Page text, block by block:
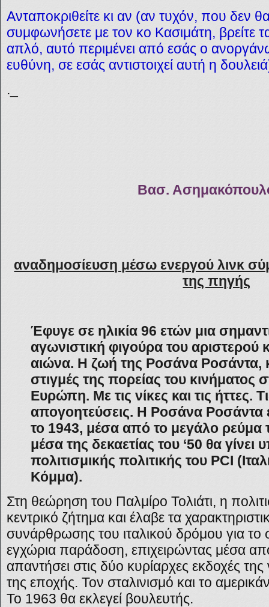
Ανταποκριθείτε κι αν (αν τυχόν, που δεν
συμφωνήσετε με τον κο Κασιμάτη, βρείτε
απλό, αυτό περιμένει από εσάς ο
ευθύνη, σε εσάς αντιστοιχεί αυτή η
._
Βασ.
αναδημοσίευση μέσω ενεργού λινκ
της πηγής
Έφυγε σε ηλικία 96 ετών μια
αγωνιστική φιγούρα του αριστερού
αιώνα. Η ζωή της Ροσάνα Ροσάντα,
στιγμές της πορείας του κινήματος
Ευρώπη. Με τις νίκες και τις ήττες.
απογοητεύσεις. Η Ροσάνα Ροσάντα
το 1943, μέσα από το μεγάλο ρεύμα
μέσα της δεκαετίας του ‘50 θα γίνει
πολιτισμικής πολιτικής του PCI
Κόμμα).
Στη θεώρηση του Παλμίρο Τολιάτι, η
κεντρικό ζήτημα και έλαβε τα
συνάρθρωσης του ιταλικού δρόμου για το
εγχώρια παράδοση, επιχειρώντας μέσα από
απαντήσει στις δύο κυρίαρχες εκδοχές της
της εποχής. Τον σταλινισμό και το
Το 1963 θα εκλεγεί βουλευτής.